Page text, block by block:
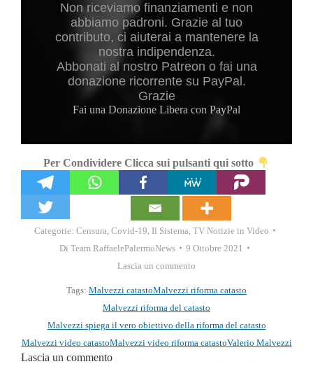
Non riceviamo finanziamenti e non
abbiamo padroni. Grazie al tuo
contributo, ci aiuterai a mantenere la
nostra indipendenza.
Abbonati al nostro Patreon o fai una
donazione ricorrente su PayPal.
Grazie
Fai una Donazione Libera con PayPal
Per Condividere Clicca sui pulsanti qui sotto
Categorie: Censura Covid-19 Il Sistema TV Notizie in Video
Di Team RaffaelePalermoNews
9 Ottobre 2021
Lascia un commento
Tags: Malvezzi catastoMalvezzi riforma catasto
Malvezzi riforma del catasto
Malvezzi spiega il vero obiettivo della riforma del catasto
Malvezzi video catastoMalvezzi video riforma catastoValerio Malvezzi
Lascia un commento